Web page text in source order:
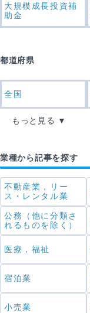
大規模成長投資補
助金
都道府県
全国
もっと見る
業種から記事を探す
不動産業，リー
ス・レンタル業
公務（他に分類さ
れるものを除く）
医療，福祉
宿泊業
小売業